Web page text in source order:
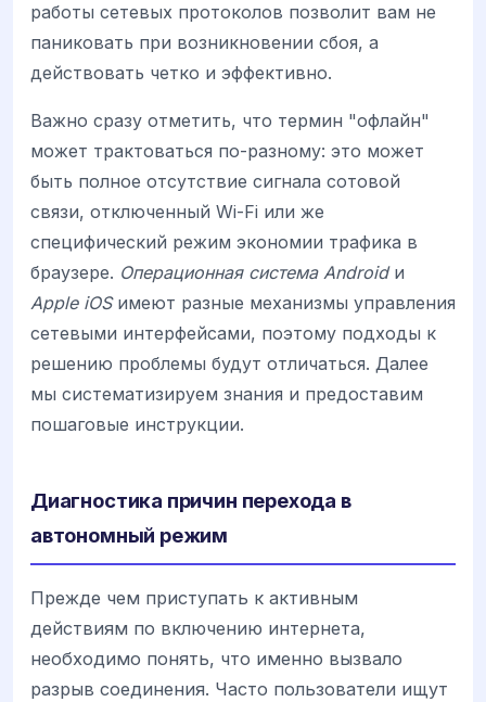
работы сетевых протоколов позволит вам не
паниковать при возникновении сбоя, а
действовать четко и эффективно.
Важно сразу отметить, что термин "офлайн"
может трактоваться по-разному: это может
быть полное отсутствие сигнала сотовой
связи, отключенный Wi-Fi или же
специфический режим экономии трафика в
браузере. Операционная система Androidи
Apple iOSимеют разные механизмы управления
сетевыми интерфейсами, поэтому подходы к
решению проблемы будут отличаться. Далее
мы систематизируем знания и предоставим
пошаговые инструкции.
Диагностика причин перехода в
автономный режим
Прежде чем приступать к активным
действиям по включению интернета,
необходимо понять, что именно вызвало
разрыв соединения. Часто пользователи ищут